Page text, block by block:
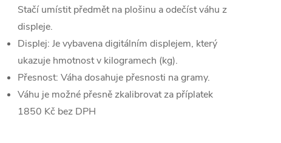
Stačí umístit předmět na plošinu a odečíst váhu z
displeje.
Displej: Je vybavena digitálním displejem, který
ukazuje hmotnost v kilogramech (kg).
Přesnost: Váha dosahuje přesnosti na gramy.
Váhu je možné přesně zkalibrovat za příplatek
1850 Kč bez DPH